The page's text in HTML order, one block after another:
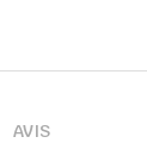
AVIS